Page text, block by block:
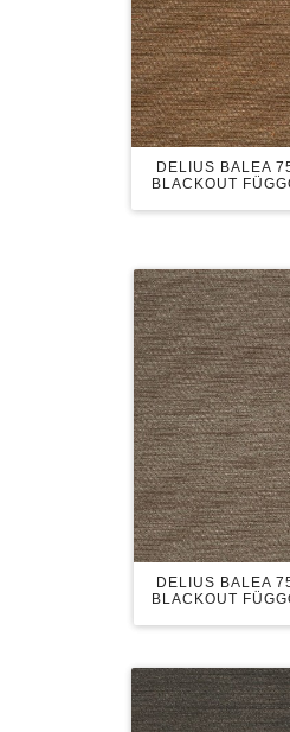
DELIUS BALEA
BLACKOUT
DELIUS BALEA
BLACKOUT